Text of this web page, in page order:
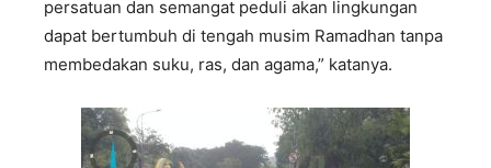
persatuan dan semangat peduli akan lingkungan
dapat bertumbuh di tengah musim Ramadhan tanpa
membedakan suku, ras, dan agama,” katanya.